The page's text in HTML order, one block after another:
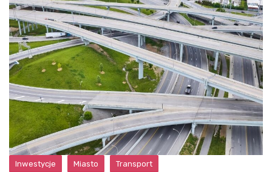
Inwestycje Miasto Transport